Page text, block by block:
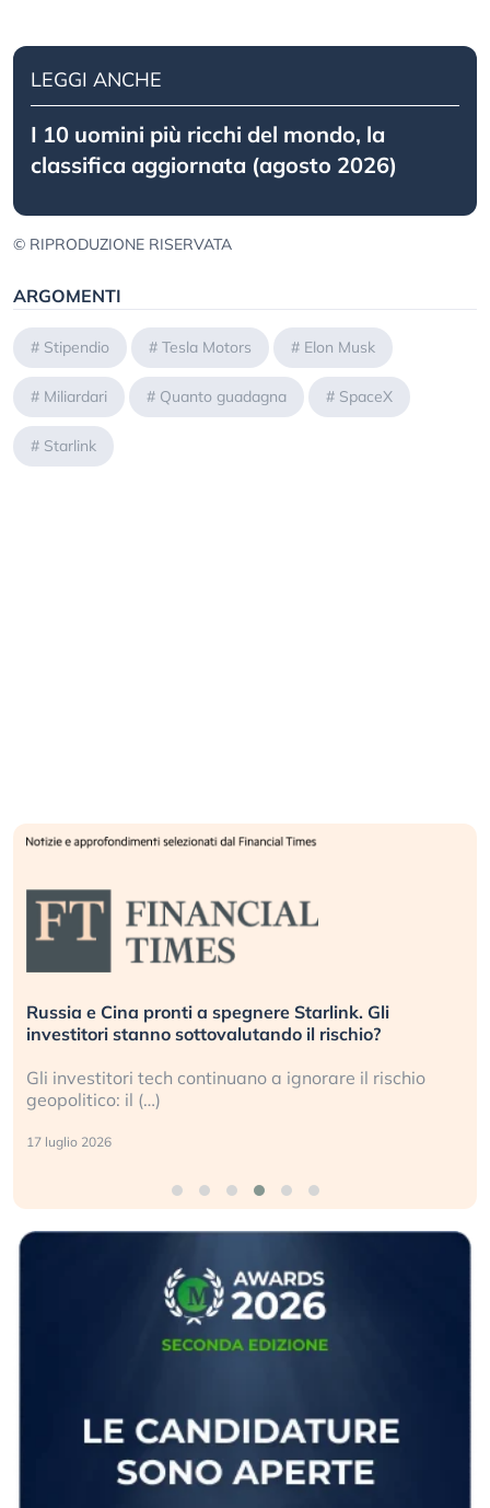
LEGGI ANCHE
I 10 uomini più ricchi del mondo, la
classifica aggiornata (agosto 2026)
© RIPRODUZIONE RISERVATA
ARGOMENTI
# Stipendio # Tesla Motors # Elon Musk
# Miliardari # Quanto guadagna # SpaceX
# Starlink
Russia e Cina pronti a spegnere Starlink. Gli
investitori stanno sottovalutando il rischio?
Gli investitori tech continuano a ignorare il rischio
geopolitico: il (…)
17 luglio 2026